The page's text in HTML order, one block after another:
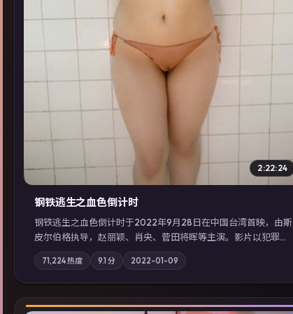
2:22:24
钢铁逃生之血色倒计时
钢铁逃生之血色倒计时于2022年9月28日在中国台湾首映，由斯
皮尔伯格执导，赵丽颖、肖央、菅田将晖等主演。影片以犯罪为
叙事主轴，失踪人口档案牵出跨国灰色产业链；摄影与配乐强化
地域气质；站内亦可通过「国产免费观看高清电视剧在线看」延
展检索同类型高分佳作，畅享高清在线追剧体验。
71,224热度 9.1 分 2022-01-09